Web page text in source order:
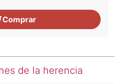
Comprar
de la herencia